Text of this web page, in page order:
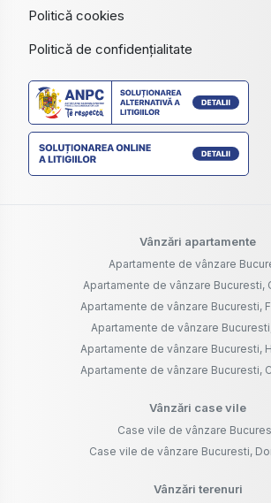
Politică cookies
Politică de confidențialitate
Vânzări apartamente
Apartamente de vânzare
Apartamente de vânzare Bucuresti,
Apartamente de vânzare Bucuresti,
Apartamente de vânzare
Apartamente de vânzare Bucuresti,
Apartamente de vânzare Bucuresti,
Vânzări case vile
Case vile de vânzare
Case vile de vânzare Bucuresti,
Vânzări terenuri